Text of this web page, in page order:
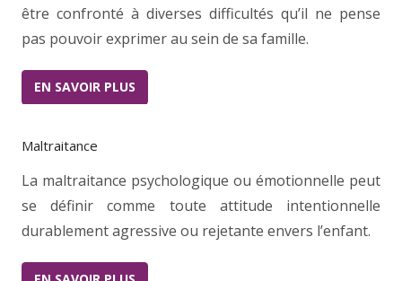
être confronté à diverses difficultés qu’il ne pense
pas pouvoir exprimer au sein de sa famille.
EN SAVOIR PLUS
Maltraitance
La maltraitance psychologique ou émotionnelle peut
se définir comme toute attitude intentionnelle
durablement agressive ou rejetante envers l’enfant.